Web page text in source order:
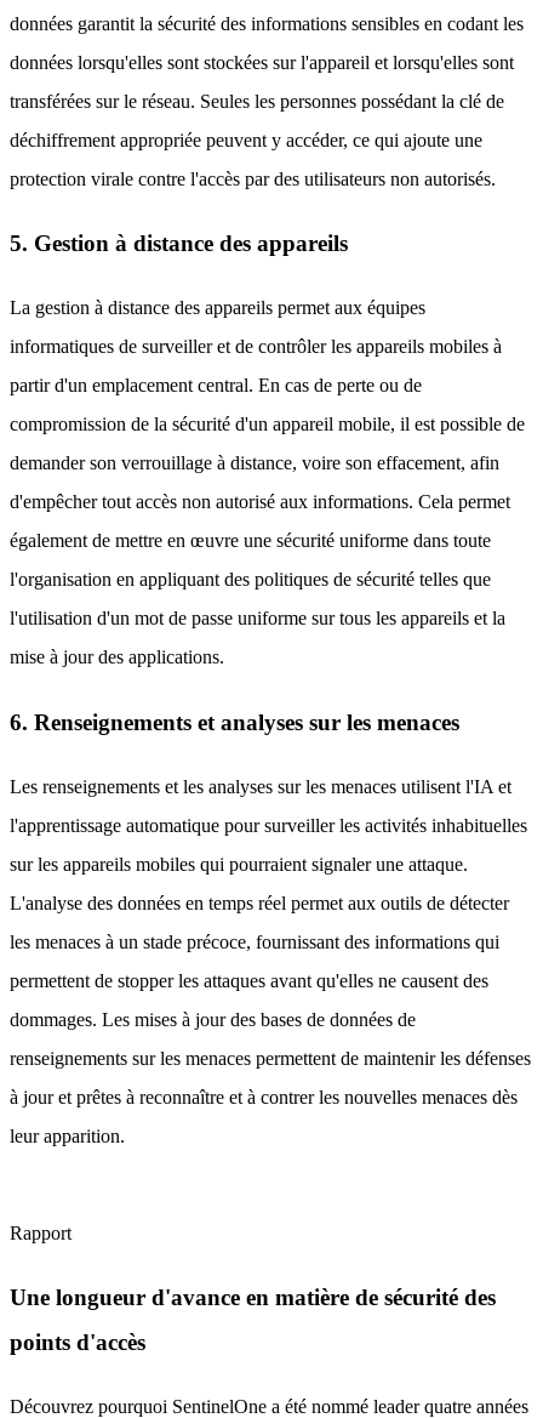
données garantit la sécurité des informations sensibles en codant les
données lorsqu'elles sont stockées sur l'appareil et lorsqu'elles sont
transférées sur le réseau. Seules les personnes possédant la clé de
déchiffrement appropriée peuvent y accéder, ce qui ajoute une
protection virale contre l'accès par des utilisateurs non autorisés.
5. Gestion à distance des appareils
La gestion à distance des appareils permet aux équipes
informatiques de surveiller et de contrôler les appareils mobiles à
partir d'un emplacement central. En cas de perte ou de
compromission de la sécurité d'un appareil mobile, il est possible de
demander son verrouillage à distance, voire son effacement, afin
d'empêcher tout accès non autorisé aux informations. Cela permet
également de mettre en œuvre une sécurité uniforme dans toute
l'organisation en appliquant des politiques de sécurité telles que
l'utilisation d'un mot de passe uniforme sur tous les appareils et la
mise à jour des applications.
6. Renseignements et analyses sur les menaces
Les renseignements et les analyses sur les menaces utilisent l'IA et
l'apprentissage automatique pour surveiller les activités inhabituelles
sur les appareils mobiles qui pourraient signaler une attaque.
L'analyse des données en temps réel permet aux outils de détecter
les menaces à un stade précoce, fournissant des informations qui
permettent de stopper les attaques avant qu'elles ne causent des
dommages. Les mises à jour des bases de données de
renseignements sur les menaces permettent de maintenir les défenses
à jour et prêtes à reconnaître et à contrer les nouvelles menaces dès
leur apparition.
Rapport
Une longueur d'avance en matière de sécurité des
points d'accès
Découvrez pourquoi SentinelOne a été nommé leader quatre années